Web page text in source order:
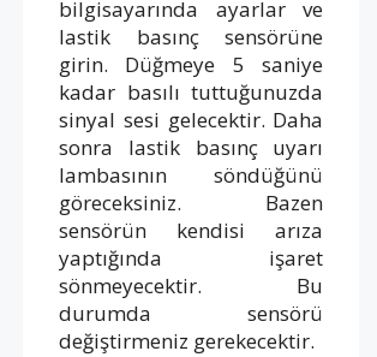
bilgisayarında ayarlar ve
lastik basınç sensörüne
girin. Düğmeye 5 saniye
kadar basılı tuttuğunuzda
sinyal sesi gelecektir. Daha
sonra lastik basınç uyarı
lambasının söndüğünü
göreceksiniz. Bazen
sensörün kendisi arıza
yaptığında işaret
sönmeyecektir. Bu
durumda sensörü
değiştirmeniz gerekecektir.